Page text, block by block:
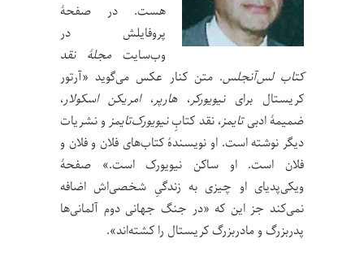
هست. در صفحۀ
پروفایلش در
وب‌سایت مجلۀ نقد
کتاب لس‌آنجلس. متن کنار عکس می‌گوید «آرتور
کریستال براینیویورکر،هارپر،امریکن اسکولار،
ضمیمۀ ادبیتایمز، نقد کتابِنیویورک‌تایمزو نشریات
دیگر نوشته است. او نویسندۀ کتاب‌های فلان و فلان و
فلان است. او ساکن نیویورک است.» صفحۀ
ویکی‌پدیای او چیزی به زندگیِ شخصی‌اش اضافه
نمی‌کند جز این که «در جنگ جهانی دوم آلمانی‌ها
پدربزرگ و مادربزرگ کریستال را کشته‌اند».